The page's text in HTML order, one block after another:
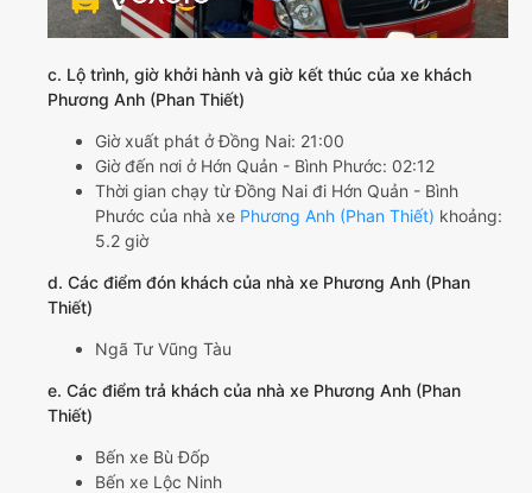
c. Lộ trình, giờ khởi hành và giờ kết thúc của xe khách
Phương Anh (Phan Thiết)
Giờ xuất phát ở Đồng Nai: 21:00
Giờ đến nơi ở Hớn Quản - Bình Phước: 02:12
Thời gian chạy từ Đồng Nai đi Hớn Quản - Bình
Phước của nhà xe Phương Anh (Phan Thiết) khoảng:
5.2 giờ
d. Các điểm đón khách của nhà xe Phương Anh (Phan
Thiết)
Ngã Tư Vũng Tàu
e. Các điểm trả khách của nhà xe Phương Anh (Phan
Thiết)
Bến xe Bù Đốp
Bến xe Lộc Ninh